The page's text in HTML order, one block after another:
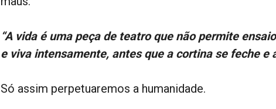
“A vida é uma peça de teatro que não permite
e viva intensamente, antes que a cortina se feche e
Só assim perpetuaremos a humanidade.